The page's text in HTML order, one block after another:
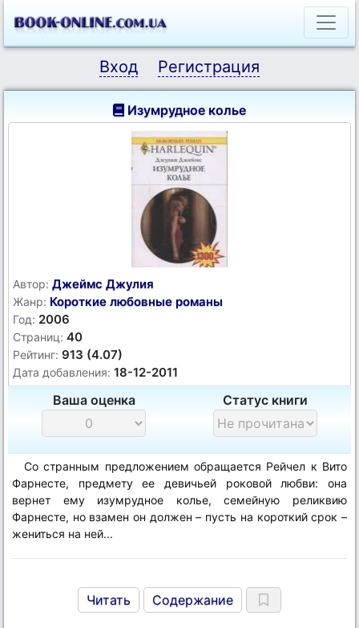
Вход Регистрация
Изумрудное колье
Автор: Джеймс Джулия
Жанр: Короткие любовные романы
Год: 2006
Страниц: 40
Рейтинг: 913 (4.07)
Дата добавления: 18-12-2011
Ваша оценка Статус книги
Со странным предложением обращается Рейчел к Вито
Фарнесте, предмету ее девичьей роковой любви: она
вернет ему изумрудное колье, семейную реликвию
Фарнесте, но взамен он должен – пусть на короткий срок –
жениться на ней...
Читать Содержание